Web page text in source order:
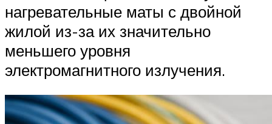
нагревательные маты с двойной
жилой из-за их значительно
меньшего уровня
электромагнитного излучения.